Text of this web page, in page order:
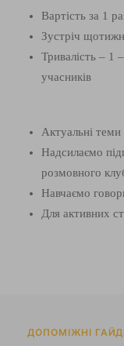
Вартість за 1
Зустріч
Тривалість – 1
учасників
Актуальні теми
Надсилаємо
розмовного
Навчаємо
Для активних
ДОПОМІЖНІ